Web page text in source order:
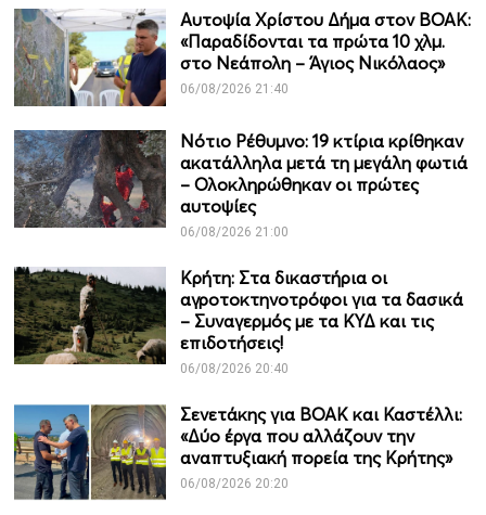
Αυτοψία Χρίστου Δήμα στον ΒΟΑΚ:
«Παραδίδονται τα πρώτα 10 χλμ.
στο Νεάπολη – Άγιος Νικόλαος»
06/08/2026 21:40
Νότιο Ρέθυμνο: 19 κτίρια κρίθηκαν
ακατάλληλα μετά τη μεγάλη φωτιά
– Ολοκληρώθηκαν οι πρώτες
αυτοψίες
06/08/2026 21:00
Κρήτη: Στα δικαστήρια οι
αγροτοκτηνοτρόφοι για τα δασικά
– Συναγερμός με τα ΚΥΔ και τις
επιδοτήσεις!
06/08/2026 20:40
Σενετάκης για ΒΟΑΚ και Καστέλλι:
«Δύο έργα που αλλάζουν την
αναπτυξιακή πορεία της Κρήτης»
06/08/2026 20:20